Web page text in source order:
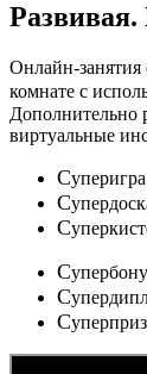
Развивая.
Онлайн-занятия
комнате с
Дополнительно
виртуальные
Cуперигра
C
C
C
C
Cуперприз